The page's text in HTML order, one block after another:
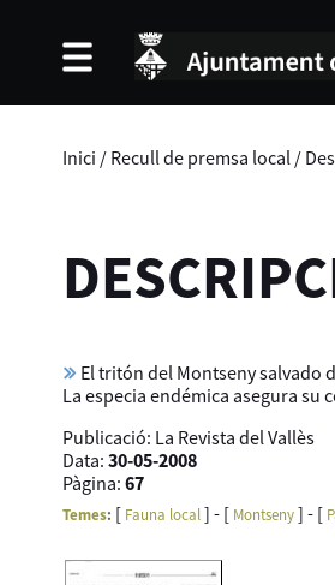
Inici / Recull de premsa local /
El tritón del Montseny salvado
La especia endémica asegura
Publicació: La Revista del Vallès
Data: 30-05-2008
Pàgina: 67
Temes: [ Fauna local] - [ Montseny] - [